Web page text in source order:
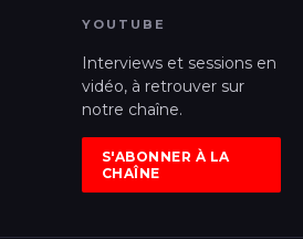
YOUTUBE
Interviews et sessions en
vidéo, à retrouver sur
notre chaîne.
S'ABONNER À LA
CHAÎNE